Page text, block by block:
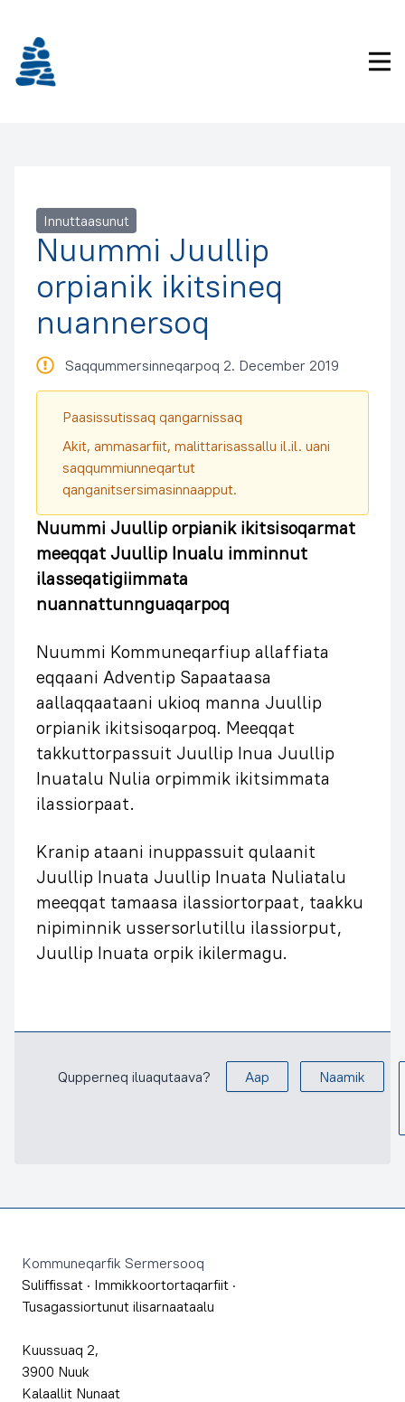
Innuttaasunut
Nuummi Juullip
orpianik ikitsineq
nuannersoq
Saqqummersinneqarpoq 2. December 2019
Paasissutissaq qangarnissaq
Akit, ammasarfiit, malittarisassallu il.il. uani
saqqummiunneqartut
qanganitsersimasinnaapput.
Nuummi Juullip orpianik ikitsisoqarmat
meeqqat Juullip Inualu imminnut
ilasseqatigiimmata
nuannattunnguaqarpoq
Nuummi Kommuneqarfiup allaffiata
eqqaani Adventip Sapaataasa
aallaqqaataani ukioq manna Juullip
orpianik ikitsisoqarpoq. Meeqqat
takkuttorpassuit Juullip Inua Juullip
Inuatalu Nulia orpimmik ikitsimmata
ilassiorpaat.
Kranip ataani inuppassuit qulaanit
Juullip Inuata Juullip Inuata Nuliatalu
meeqqat tamaasa ilassiortorpaat, taakku
nipiminnik ussersorlutillu ilassiorput,
Juullip Inuata orpik ikilermagu.
Qupperneq iluaqutaava? Aap Naamik
Kommuneqarfik Sermersooq
Suliffissat · Immikkoortortaqarfiit ·
Tusagassiortunut ilisarnaataalu
Kuussuaq 2,
3900 Nuuk
Kalaallit Nunaat